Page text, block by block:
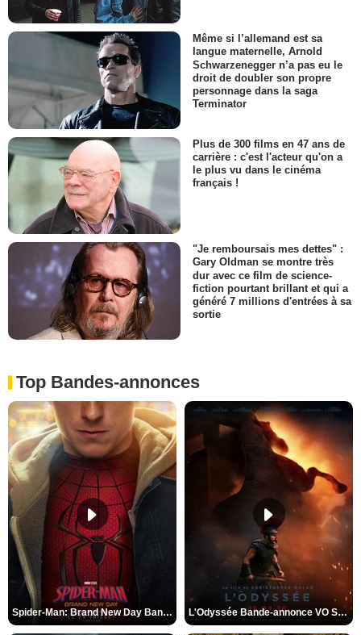
Même si l’allemand est sa
langue maternelle, Arnold
Schwarzenegger n’a pas eu le
droit de doubler son propre
personnage dans la saga
Terminator
Plus de 300 films en 47 ans de
carrière : c'est l'acteur qu'on a
le plus vu dans le cinéma
français !
"Je remboursais mes dettes" :
Gary Oldman se montre très
dur avec ce film de science-
fiction pourtant brillant et qui a
généré 7 millions d'entrées à sa
sortie
Top Bandes-annonces
Spider-Man: Brand New Day Bande-annonce VO STFR L'Odyssée Bande-annonce VO STFR